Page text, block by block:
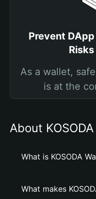
Prevent
As a wallet,
is at the
About
What is KOSODA
What makes